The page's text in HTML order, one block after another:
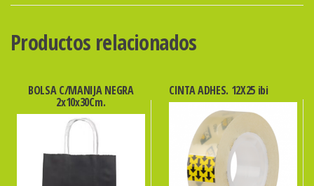
cantidad
Productos relacionados
BOLSA C/MANIJA NEGRA
2x10x30Cm.
CINTA ADHES. 12X25 ibi